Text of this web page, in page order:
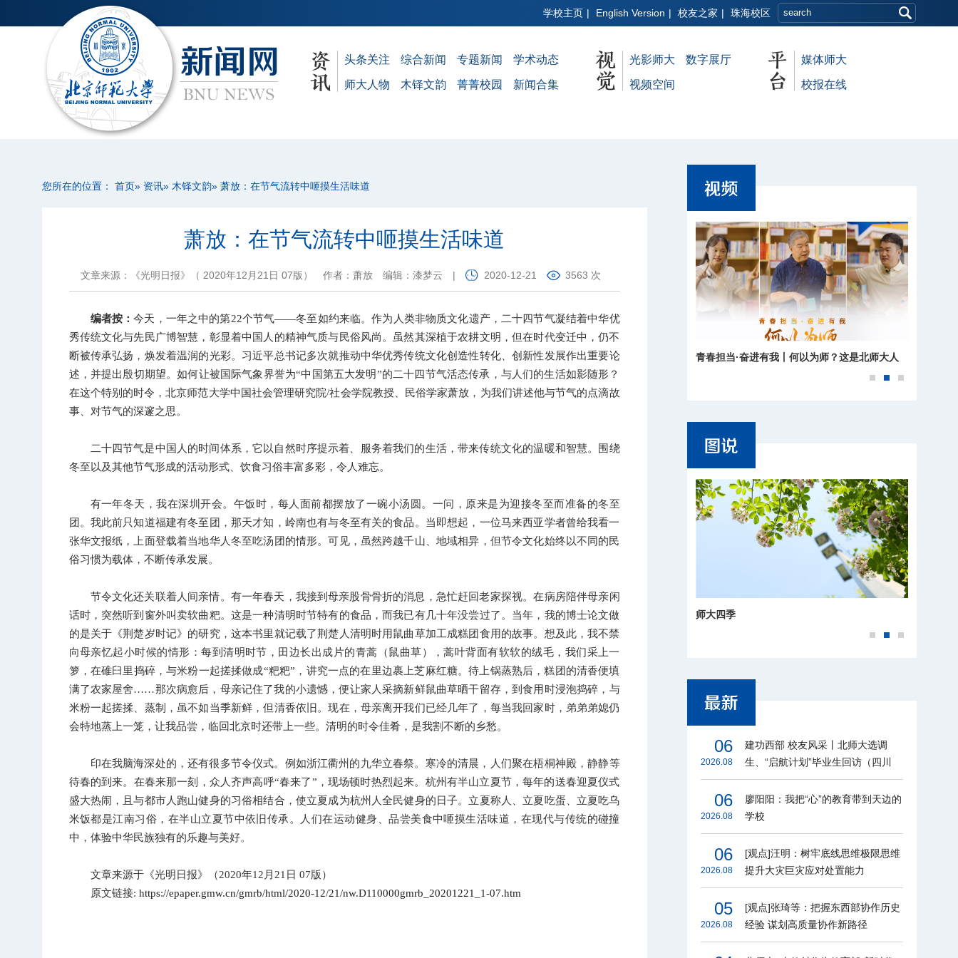
学校主页 | English Version | 校友之家 | 珠海校区
头条关注 综合新闻 专题新闻 学术动态
师大人物 木铎文韵 菁菁校园 新闻合集
光影师大 数字展厅
视频空间
媒体师大
校报在线
您所在的位置： 首页» 资讯» 木铎文韵» 萧放：在节气流转中咂摸生活味道
萧放：在节气流转中咂摸生活味道
文章来源：《光明日报》（ 2020年12月21日 07版） 作者：萧放 编辑：漆梦云 | 2020-12-21 3563 次
编者按：今天，一年之中的第22个节气——冬至如约来临。作为人类非物质文化遗产，二十四节气凝结着中华优
秀传统文化与先民广博智慧，彰显着中国人的精神气质与民俗风尚。虽然其深植于农耕文明，但在时代变迁中，仍不
断被传承弘扬，焕发着温润的光彩。 习近平总书记多次就推动中华优秀传统文化创造性转化、创新性发展作出重要论
述，并提出殷切期望。如何让被国际气象界誉为“中国第五大发明”的二十四节气活态传承，与人们的生活如影随形？
在这个特别的时令，北京师范大学中国社会管理研究院/社会学院教授、民俗学家萧放，为我们讲述他与节气的点滴故
事、对节气的深邃之思。
二十四节气是中国人的时间体系，它以自然时序提示着、服务着我们的生活，带来传统文化的温暖和智慧。围绕
冬至以及其他节气形成的活动形式、饮食习俗丰富多彩，令人难忘。
有一年冬天，我在深圳开会。午饭时，每人面前都摆放了一碗小汤圆。一问，原来是为迎接冬至而准备的冬至
团。我此前只知道福建有冬至团，那天才知，岭南也有与冬至有关的食品。当即想起，一位马来西亚学者曾给我看一
张华文报纸，上面登载着当地华人冬至吃汤团的情形。可见，虽然跨越千山、地域相异，但节令文化始终以不同的民
俗习惯为载体，不断传承发展。
节令文化还关联着人间亲情。有一年春天，我接到母亲股骨骨折的消息，急忙赶回老家探视。在病房陪伴母亲闲
话时，突然听到窗外叫卖软曲粑。这是一种清明时节特有的食品，而我已有几十年没尝过了。当年，我的博士论文做
的是关于《荆楚岁时记》的研究，这本书里就记载了荆楚人清明时用鼠曲草加工成糕团食用的故事。想及此，我不禁
向母亲忆起小时候的情形：每到清明时节，田边长出成片的青蒿（鼠曲草），蒿叶背面有软软的绒毛，我们采上一
箩，在碓臼里捣碎，与米粉一起搓揉做成“粑粑”，讲究一点的在里边裹上芝麻红糖。待上锅蒸熟后，糕团的清香便填
满了农家屋舍……那次病愈后，母亲记住了我的小遗憾，便让家人采摘新鲜鼠曲草晒干留存，到食用时浸泡捣碎，与
米粉一起搓揉、蒸制，虽不如当季新鲜，但清香依旧。现在，母亲离开我们已经几年了，每当我回家时，弟弟弟媳仍
会特地蒸上一笼，让我品尝，临回北京时还带上一些。清明的时令佳肴，是我割不断的乡愁。
印在我脑海深处的，还有很多节令仪式。例如浙江衢州的九华立春祭。寒冷的清晨，人们聚在梧桐神殿，静静等
待春的到来。在春来那一刻，众人齐声高呼“春来了”，现场顿时热烈起来。杭州有半山立夏节，每年的送春迎夏仪式
盛大热闹，且与都市人跑山健身的习俗相结合，使立夏成为杭州人全民健身的日子。立夏称人、立夏吃蛋、立夏吃乌
米饭都是江南习俗，在半山立夏节中依旧传承。人们在运动健身、品尝美食中咂摸生活味道，在现代与传统的碰撞
中，体验中华民族独有的乐趣与美好。
文章来源于《光明日报》（2020年12月21日 07版）
原文链接: https://epaper.gmw.cn/gmrb/html/2020-12/21/nw.D110000gmrb_20201221_1-07.htm
青春担当·奋进有我丨何以为师？这是北师大人
师大四季
06
2026.08
建功西部 校友风采丨北师大选调
生、“启航计划”毕业生回访（四川
篇）
06
2026.08
廖阳阳：我把“心”的教育带到天边的
学校
06
2026.08
[观点]汪明：树牢底线思维极限思维
提升大灾巨灾应对处置能力
05
2026.08
[观点]张琦等：把握东西部协作历史
经验 谋划高质量协作新路径